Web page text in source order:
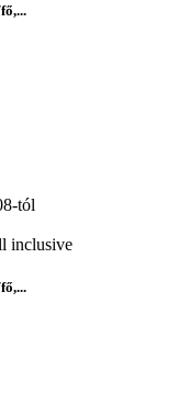
tól
inclusive